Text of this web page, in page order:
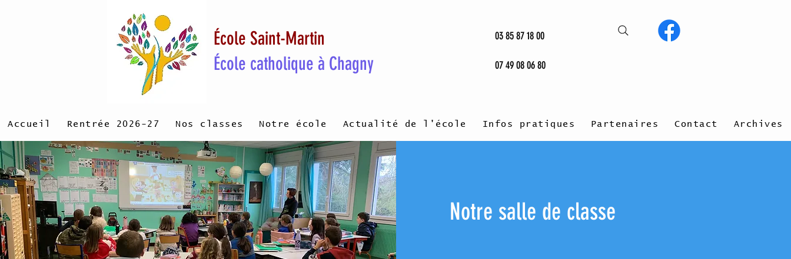
École Saint-Martin
École catholique à Chagny
03 85 87 18 00
07 49 08 06 80
Accueil Rentrée 2026-27 Nos classes Notre école Actualité de l'école Infos pratiques Partenaires Contact Archives
Notre salle de classe